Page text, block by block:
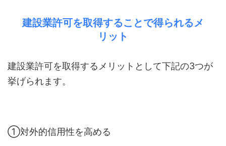
建設業許可を取得することで得られるメ
リット
建設業許可を取得するメリットとして下記の3つが
挙げられます。
①対外的信用性を高める